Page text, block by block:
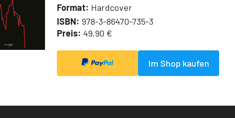
Format: Hardcover
ISBN: 978-3-86470-735-3
Preis: 49,90 €
Im Shop kaufen